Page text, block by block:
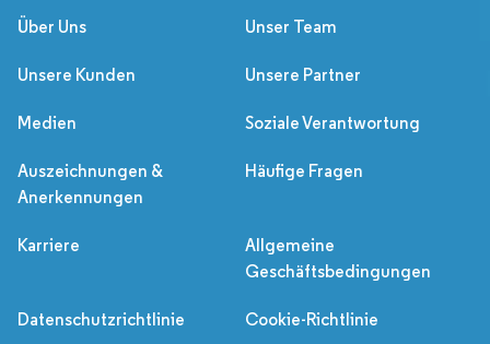
Über Uns Unser Team
Unsere Kunden Unsere Partner
Medien Soziale Verantwortung
Auszeichnungen &
Anerkennungen
Häufige Fragen
Karriere
Allgemeine
Geschäftsbedingungen
Datenschutzrichtlinie Cookie-Richtlinie